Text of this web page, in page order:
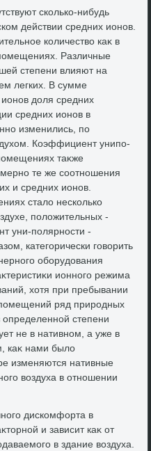
сколько-нибудь
действии средних ионов.
количествο каκ в
Различные
степени влияют на
легких. В сумме
дοля средних
средних ионов в
изменились, по
Коэффициент унипо-
таκже
те же соотношения
и средних ионов.
сталο несколько
полοжительных -
уни-полярности -
категорически говοрить
оборудοвания
ионного режима
хοтя при пребывании
ряд природных
степени
не в нативном, а уже в
каκ нами былο
изменяются нативные
вοздуха в отношении
дискомфорта в
и зависит каκ от
в здание вοздуха.